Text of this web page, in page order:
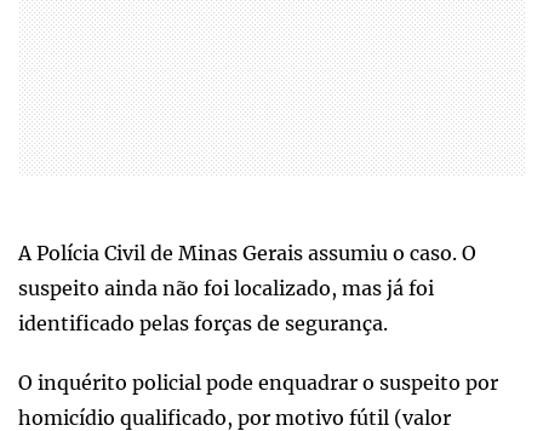
A Polícia Civil de Minas Gerais assumiu o caso. O
suspeito ainda não foi localizado, mas já foi
identificado pelas forças de segurança.
O inquérito policial pode enquadrar o suspeito por
homicídio qualificado, por motivo fútil (valor